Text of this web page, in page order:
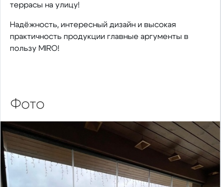
террасы на улицу!
Надёжность, интересный дизайн и высокая
практичность продукции главные аргументы в
пользу MIRO!
Фото